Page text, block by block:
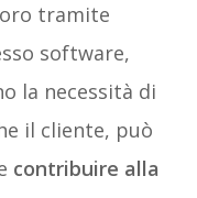
tramite
software,
la necessità di
il cliente, può
contribuire alla